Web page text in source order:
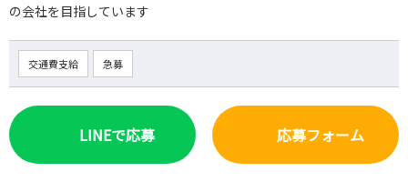
の会社を目指しています
交通費支給 急募
LINEで応募 応募フォーム